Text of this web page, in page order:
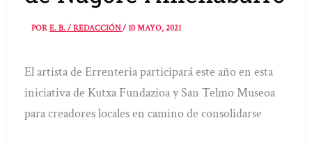
PORE. B. / REDACCIÓN/10 MAYO, 2021
El artista de Errenteria participará este año en esta
iniciativa de Kutxa Fundazioa y San Telmo Museoa
para creadores locales en camino de consolidarse